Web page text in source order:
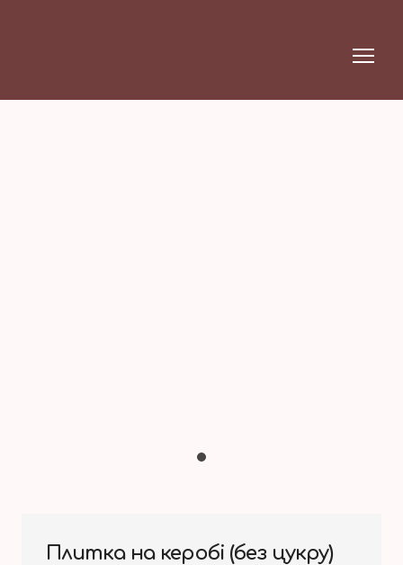
Плитка на керобі (без цукру)